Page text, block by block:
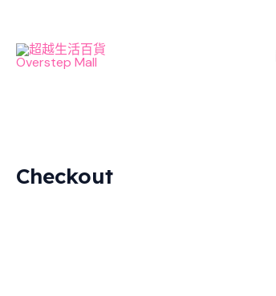
content
Checkout